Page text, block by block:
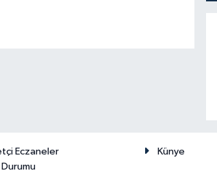
Eczaneler
Künye